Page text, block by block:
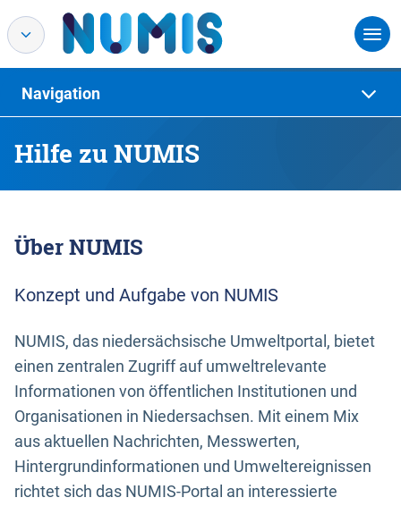
Hilfe zu NUMIS
Navigation
Über NUMIS
Konzept und Aufgabe von NUMIS
NUMIS, das niedersächsische Umweltportal, bietet
einen zentralen Zugriff auf umweltrelevante
Informationen von öffentlichen Institutionen und
Organisationen in Niedersachsen. Mit einem Mix
aus aktuellen Nachrichten, Messwerten,
Hintergrundinformationen und Umweltereignissen
richtet sich das NUMIS-Portal an interessierte